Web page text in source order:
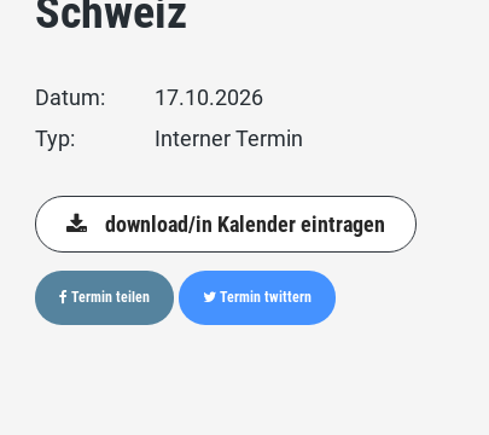
Schweiz
Datum:
17.10.2026
Typ:
Interner Termin
download/in Kalender eintragen
Termin teilen Termin twittern